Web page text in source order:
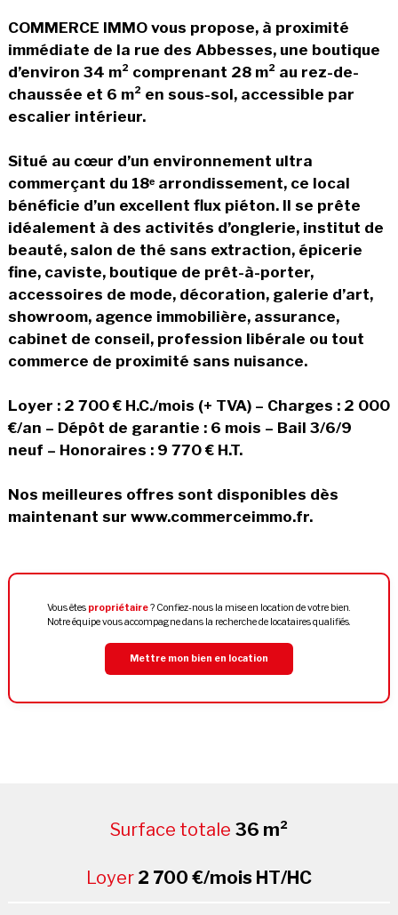
COMMERCE IMMO vous propose, à proximité
immédiate de la rue des Abbesses, une boutique
d’environ 34 m² comprenant 28 m² au rez-de-
chaussée et 6 m² en sous-sol, accessible par
escalier intérieur.
Situé au cœur d’un environnement ultra
commerçant du 18ᵉ arrondissement, ce local
bénéficie d’un excellent flux piéton. Il se prête
idéalement à des activités d’onglerie, institut de
beauté, salon de thé sans extraction, épicerie
fine, caviste, boutique de prêt-à-porter,
accessoires de mode, décoration, galerie d’art,
showroom, agence immobilière, assurance,
cabinet de conseil, profession libérale ou tout
commerce de proximité sans nuisance.
Loyer : 2 700 € H.C./mois (+ TVA) – Charges : 2 000
€/an – Dépôt de garantie : 6 mois – Bail 3/6/9
neuf – Honoraires : 9 770 € H.T.
Nos meilleures offres sont disponibles dès
maintenant sur www.commerceimmo.fr.
Vous êtes propriétaire? Confiez-nous la mise en location de votre bien.
Notre équipe vous accompagne dans la recherche de locataires qualifiés.
Mettre mon bien en location
Surface totale 36 m²
Loyer 2 700 €/mois HT/HC